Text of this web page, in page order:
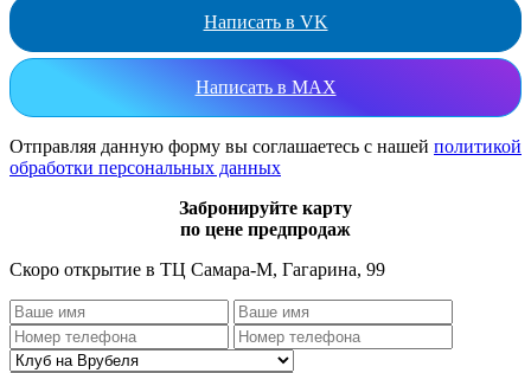
Написать в VK
Написать в MAX
Отправляя данную форму вы соглашаетесь с нашей политикой
обработки персональных данных
Забронируйте карту
по цене предпродаж
Скоро открытие в ТЦ Самара-М, Гагарина, 99